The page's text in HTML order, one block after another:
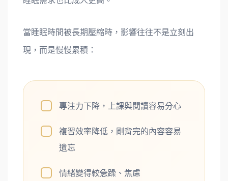
當睡眠時間被長期壓縮時，影響往往不是立刻出
現，而是慢慢累積：
專注力下降，上課與閱讀容易分心
複習效率降低，剛背完的內容容易
遺忘
情緒變得較急躁、焦慮